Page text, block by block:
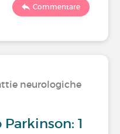
Commentare
neurologiche
1